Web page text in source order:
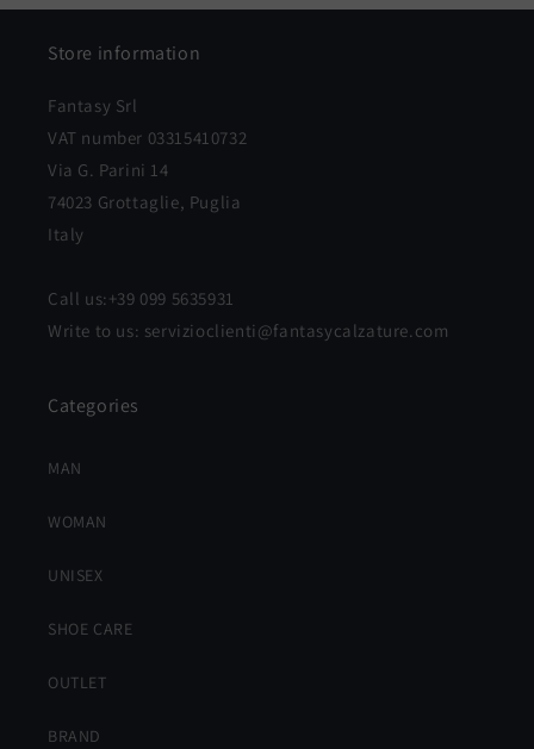
Store information
Fantasy Srl
VAT number 03315410732
Via G. Parini 14
74023 Grottaglie, Puglia
Italy
Call us:+39 099 5635931
Write to us: servizioclienti@fantasycalzature.com
Categories
MAN
WOMAN
UNISEX
SHOE CARE
OUTLET
BRAND